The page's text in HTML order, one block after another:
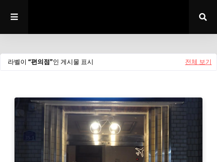
라벨이 편의점 인 게시물 표시 전체 보기